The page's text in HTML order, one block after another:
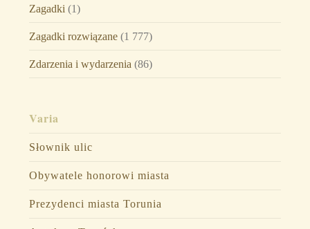
Zagadki (1)
Zagadki rozwiązane(1 777)
Zdarzenia i wydarzenia (86)
Varia
Słownik ulic
Obywatele honorowi miasta
Prezydenci miasta Torunia